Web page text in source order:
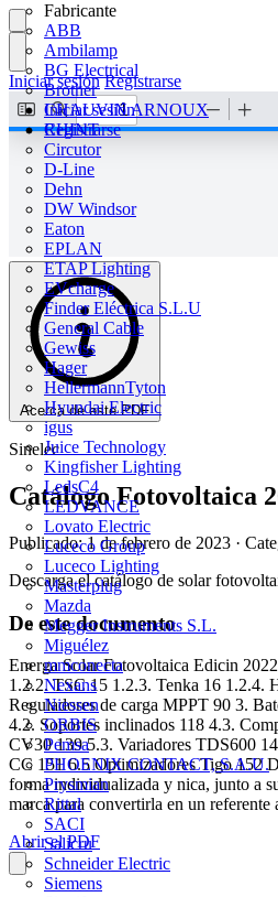
Fabricante
ABB
Ambilamp
BG Electrical
Brother
CHAUVIN ARNOUX
CHINT
Circutor
D-Line
Dehn
DW Windsor
Eaton
EPLAN
ETAP Lighting
EVcharge
Finder Eléctrica S.L.U
General Cable
Gewiss
Hager
HellermannTyton
Hyundai Electric
igus
Juice Technology
Kingfisher Lighting
LedsC4
LEDVANCE
Lovato Electric
Luceco Group
Luceco Lighting
Masterplug
Mazda
Megger Instruments S.L.
Miguélez
mmconecta
Nexans
Niessen
ORBIS
Pemsa
PHOENIX CONTACT, S.A.U.
Prysmian
Rittal
SACI
Salicru
Schneider Electric
Siemens
Iniciar sesión
Registrarse
Iniciar sesión Registrarse
Acerca de este PDF
Sinelec
Catálogo Fotovoltaica
Publicado: 1 de febrero de 2023 ·
Descarga el catálogo de solar
De este documento
Energa Solar Fotovoltaica Edicin
1.2.2. TSC 15 1.2.3. Tenka 16 1.2.4.
Reguladores de carga MPPT 90 3.
4.2. Soportes inclinados 118 4.3.
CV30 139 5.3. Variadores TDS600
CC 151 6.5 Optimizadores Tigo 152
forma individualizada y nica, junto a
marca para convertirla en un referente
Abrir el PDF